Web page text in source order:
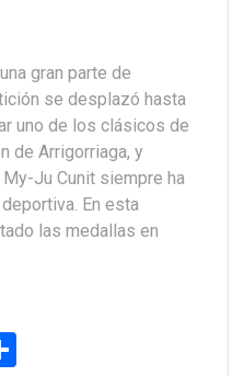
gran parte de
se desplazó hasta
uno de los clásicos de
de Arrigorriaga, y
Ju Cunit siempre ha
En esta
las medallas en
C